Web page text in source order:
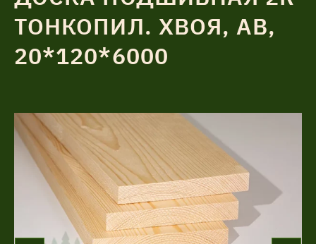
Каталог
Услуги
Акции
Статьи
О компании
ТОНКОПИЛ. ХВОЯ, АВ,
20*120*6000
Соглашение об обработке
персональных данных
Соглашение об обработке
персональных данных